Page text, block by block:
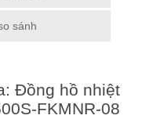
sánh
Đồng hồ nhiệt
FKMNR-08